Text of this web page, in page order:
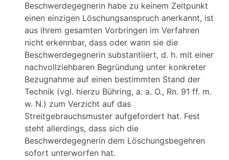
Beschwerdegegnerin habe zu keinem Zeitpunkt
einen einzigen Löschungsanspruch anerkannt, ist
aus ihrem gesamten Vorbringen im Verfahren
nicht erkennbar, dass oder wann sie die
Beschwerdegegnerin substantiiert, d. h. mit einer
nachvollziehbaren Begründung unter konkreter
Bezugnahme auf einen bestimmten Stand der
Technik (vgl. hierzu Bühring, a. a. O., Rn. 91 ff. m.
w. N.) zum Verzicht auf das
Streitgebrauchsmuster aufgefordert hat. Fest
steht allerdings, dass sich die
Beschwerdegegnerin dem Löschungsbegehren
sofort unterworfen hat.